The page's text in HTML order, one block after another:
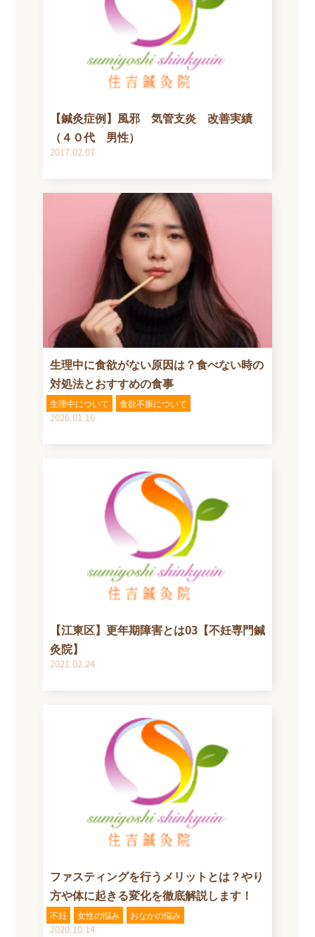
【鍼灸症例】風邪 気管支炎 改善実績
（４０代 男性）
2017.02.07
生理中に食欲がない原因は？食べない時の
対処法とおすすめの食事
生理中について 食欲不振について
2026.01.16
【江東区】更年期障害とは03【不妊専門鍼
灸院】
2021.02.24
ファスティングを行うメリットとは？やり
方や体に起きる変化を徹底解説します！
不妊 女性の悩み おなかの悩み
2020.10.14